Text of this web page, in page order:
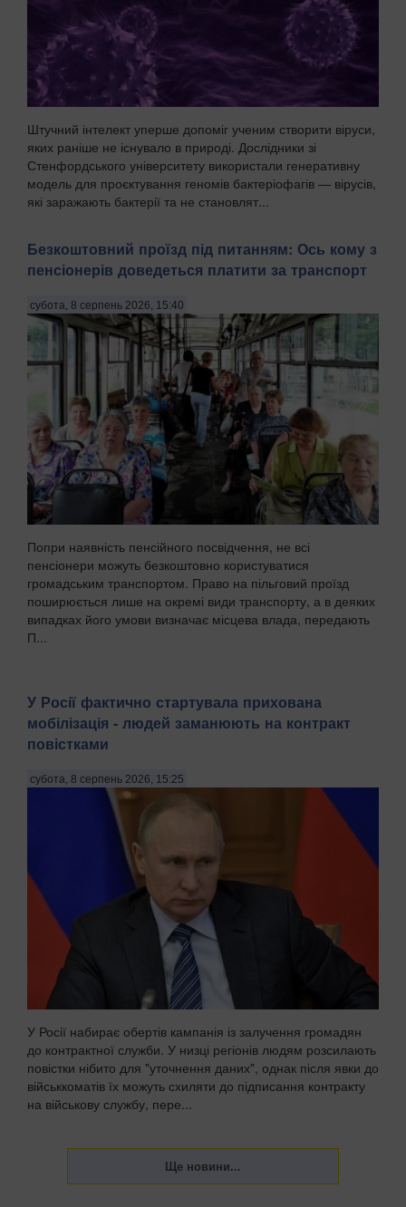
Штучний інтелект уперше допоміг ученим створити віруси,
яких раніше не існувало в природі. Дослідники зі
Стенфордського університету використали генеративну
модель для проєктування геномів бактеріофагів — вірусів,
які заражають бактерії та не становлят...
Безкоштовний проїзд під питанням: Ось кому з
пенсіонерів доведеться платити за транспорт
субота, 8 серпень 2026, 15:40
Попри наявність пенсійного посвідчення, не всі
пенсіонери можуть безкоштовно користуватися
громадським транспортом. Право на пільговий проїзд
поширюється лише на окремі види транспорту, а в деяких
випадках його умови визначає місцева влада, передають
П...
У Росії фактично стартувала прихована
мобілізація - людей заманюють на контракт
повістками
субота, 8 серпень 2026, 15:25
У Росії набирає обертів кампанія із залучення громадян
до контрактної служби. У низці регіонів людям розсилають
повістки нібито для "уточнення даних", однак після явки до
військкоматів їх можуть схиляти до підписання контракту
на військову службу, пере...